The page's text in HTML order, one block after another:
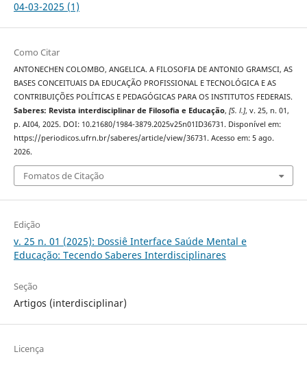
04-03-2025 (1)
Como Citar
ANTONECHEN COLOMBO, ANGELICA. A FILOSOFIA DE ANTONIO GRAMSCI, AS
BASES CONCEITUAIS DA EDUCAÇÃO PROFISSIONAL E TECNOLÓGICA E AS
CONTRIBUIÇÕES POLÍTICAS E PEDAGÓGICAS PARA OS INSTITUTOS FEDERAIS.
Saberes: Revista interdisciplinar de Filosofia e Educação, [S. l.], v. 25, n. 01,
p. AI04, 2025. DOI: 10.21680/1984-3879.2025v25n01ID36731. Disponível em:
https://periodicos.ufrn.br/saberes/article/view/36731. Acesso em: 5 ago.
2026.
Fomatos de Citação
Edição
v. 25 n. 01 (2025): Dossiê Interface Saúde Mental e
Educação: Tecendo Saberes Interdisciplinares
Seção
Artigos (interdisciplinar)
Licença